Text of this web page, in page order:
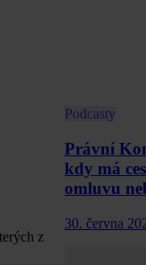
z
Podcasty
Právní
kdy má
omluvu
30. června